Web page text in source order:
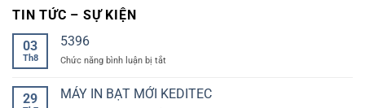
TIN TỨC – SỰ KIỆN
03
Th8
5396
Chức năng bình luận bị tắtở
29 MÁY IN BẠT MỚI KEDITEC